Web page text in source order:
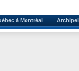
à Montréal Archipel